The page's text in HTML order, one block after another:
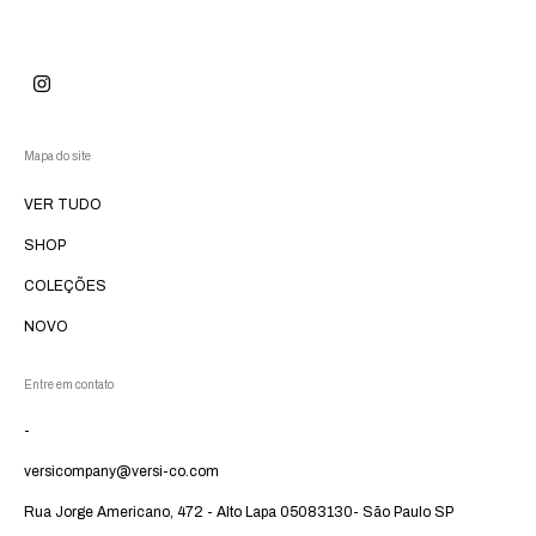
Mapa do site
VER TUDO
SHOP
COLEÇÕES
NOVO
Entre em contato
-
versicompany@versi-co.com
Rua Jorge Americano, 472 - Alto Lapa 05083130- São Paulo SP